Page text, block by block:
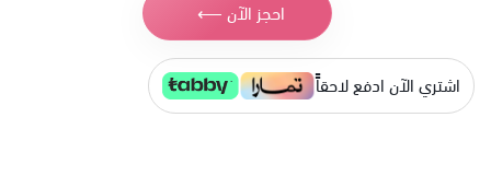
احجز الآن ⟵
اشتري الآن ادفع لاحقاًً